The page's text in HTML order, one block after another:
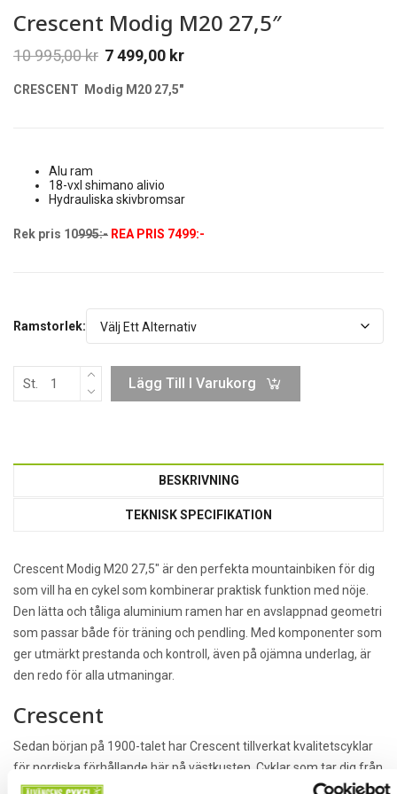
Crescent Modig M20 27,5″
10 995,00kr 7 499,00 kr
CRESCENT Modig M20 27,5″
Alu ram
18-vxl shimano alivio
Hydrauliska skivbromsar
Rek pris 10995:- REA PRIS 7499:-
Ramstorlek:
St. Lägg Till I Varukorg
BESKRIVNING
TEKNISK SPECIFIKATION
Crescent Modig M20 27,5″ är den perfekta mountainbiken för dig
som vill ha en cykel som kombinerar praktisk funktion med nöje.
Den lätta och tåliga aluminium ramen har en avslappnad geometri
som passar både för träning och pendling. Med komponenter som
ger utmärkt prestanda och kontroll, även på ojämna underlag, är
den redo för alla utmaningar.
Crescent
Sedan början på 1900-talet har Crescent tillverkat kvalitetscyklar
för nordiska förhållande här på västkusten. Cyklar som tar dig från
dagis till jobbet till affären och vidare runt Vättern till Motala.